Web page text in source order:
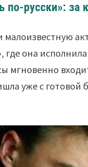
по-русски»: за
она
мгновенно
уже с